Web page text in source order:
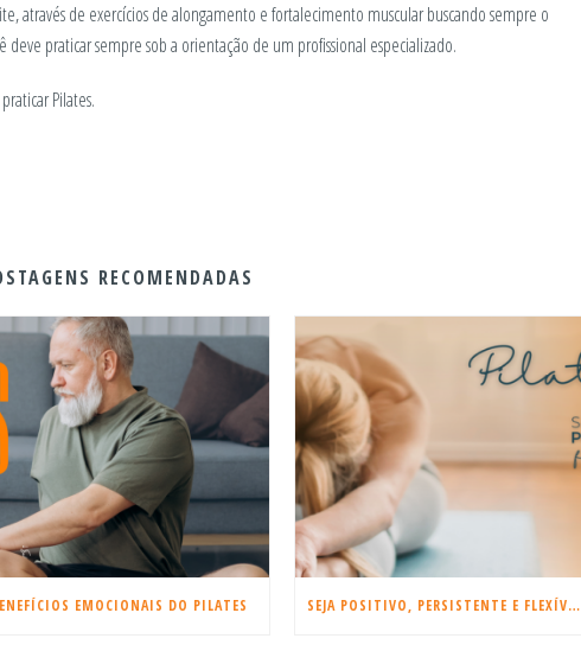
através de exercícios de alongamento e fortalecimento muscular buscando sempre o
praticar sempre sob a orientação de um profissional especializado.
Pilates.
RECOMENDADAS
EMOCIONAIS DO PILATES SEJA POSITIVO, PERSISTENTE E FLEXÍVEL.